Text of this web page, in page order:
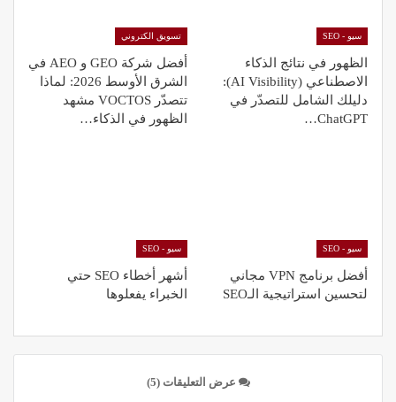
سيو - SEO
الظهور في نتائج الذكاء
الاصطناعي (AI Visibility):
دليلك الشامل للتصدّر في
ChatGPT…
تسويق الكتروني
أفضل شركة GEO و AEO في
الشرق الأوسط 2026: لماذا
تتصدّر VOCTOS مشهد
الظهور في الذكاء…
سيو - SEO
أفضل برنامج VPN مجاني
لتحسين استراتيجية الـSEO
سيو - SEO
أشهر أخطاء SEO حتي
الخبراء يفعلوها
عرض التعليقات (5)